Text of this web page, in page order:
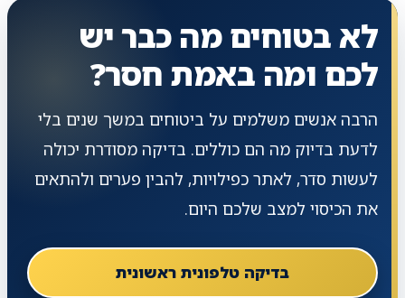
לא בטוחים מה כבר יש
לכם ומה באמת חסר?
הרבה אנשים משלמים על ביטוחים במשך שנים בלי
לדעת בדיוק מה הם כוללים. בדיקה מסודרת יכולה
לעשות סדר, לאתר כפילויות, להבין פערים ולהתאים
את הכיסוי למצב שלכם היום.
בדיקה טלפונית ראשונית